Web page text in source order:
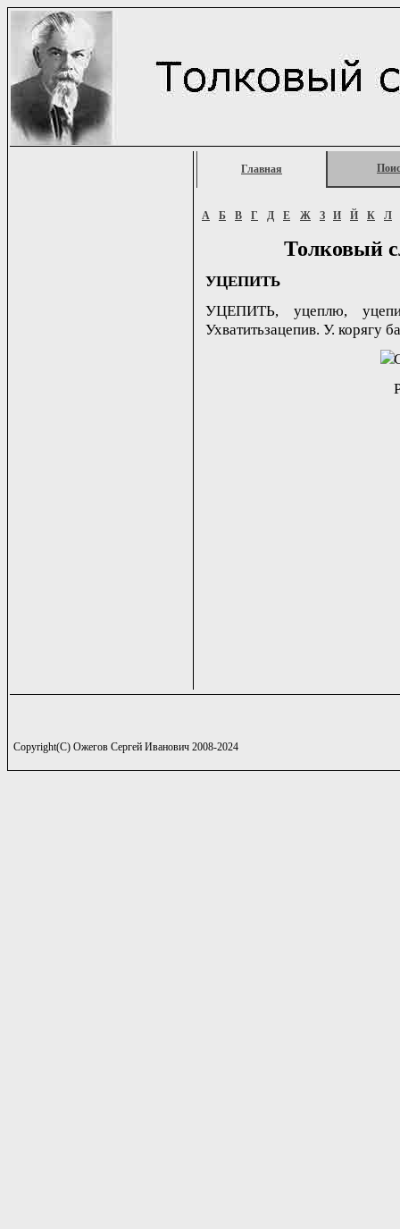
Главная
А Б В Г Д Е Ж З И Й К Л
Толковый
УЦЕПИТЬ
УЦЕПИТЬ, уцеплю,
Ухватитьзацепив. У. корягу
Copyright(C) Ожегов Сергей Иванович 2008-2024